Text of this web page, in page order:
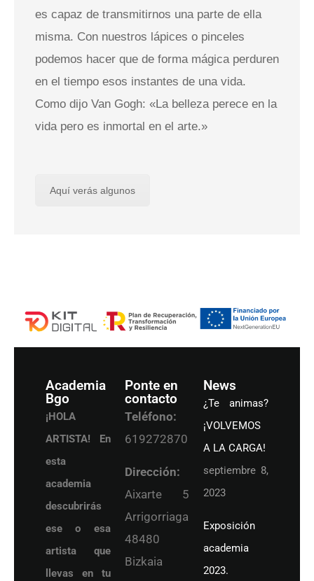
es capaz de transmitirnos una parte de ella
misma. Con nuestros lápices o pinceles
podemos hacer que de forma mágica perduren
en el tiempo esos instantes de una vida.
Como dijo Van Gogh: «La belleza perece en la
vida pero es inmortal en el arte.»
Aquí verás algunos
Academia
Bgo
¡HOLA
ARTISTA! En
esta
academia
descubrirás
ese o esa
artista que
llevas en tu
Ponte en
contacto
Teléfono:
619272870
Dirección:
Aixarte 5
Arrigorriaga
48480
Bizkaia
News
¿Te animas?
¡VOLVEMOS
A LA CARGA!
septiembre 8,
2023
Exposición
academia
2023.